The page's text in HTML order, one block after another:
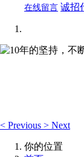
在线留言 诚招
< Previous > Next
你的位置